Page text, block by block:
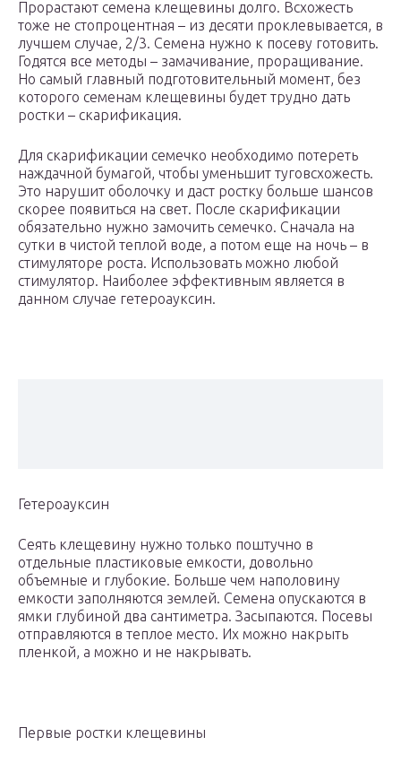
Прорастают семена клещевины долго. Всхожесть
тоже не стопроцентная – из десяти проклевывается, в
лучшем случае, 2/3. Семена нужно к посеву готовить.
Годятся все методы – замачивание, проращивание.
Но самый главный подготовительный момент, без
которого семенам клещевины будет трудно дать
ростки – скарификация.
Для скарификации семечко необходимо потереть
наждачной бумагой, чтобы уменьшит туговсхожесть.
Это нарушит оболочку и даст ростку больше шансов
скорее появиться на свет. После скарификации
обязательно нужно замочить семечко. Сначала на
сутки в чистой теплой воде, а потом еще на ночь – в
стимуляторе роста. Использовать можно любой
стимулятор. Наиболее эффективным является в
данном случае гетероауксин.
Гетероауксин
Сеять клещевину нужно только поштучно в
отдельные пластиковые емкости, довольно
объемные и глубокие. Больше чем наполовину
емкости заполняются землей. Семена опускаются в
ямки глубиной два сантиметра. Засыпаются. Посевы
отправляются в теплое место. Их можно накрыть
пленкой, а можно и не накрывать.
Первые ростки клещевины